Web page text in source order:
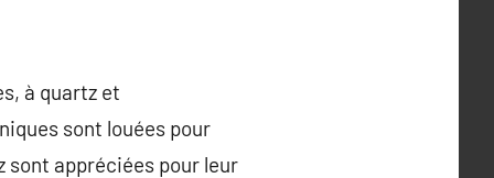
à quartz et
sont louées pour
appréciées pour leur